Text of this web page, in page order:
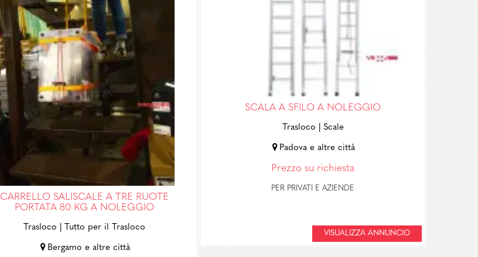
CARRELLO SALISCALE A TRE RUOTE
PORTATA 80 KG A NOLEGGIO
Trasloco | Tutto per il Trasloco
Bergamo e altre città
SCALA A SFILO A NOLEGGIO
Trasloco | Scale
Padova e altre città
Prezzo su richiesta
PER PRIVATI E AZIENDE
VISUALIZZA ANNUNCIO